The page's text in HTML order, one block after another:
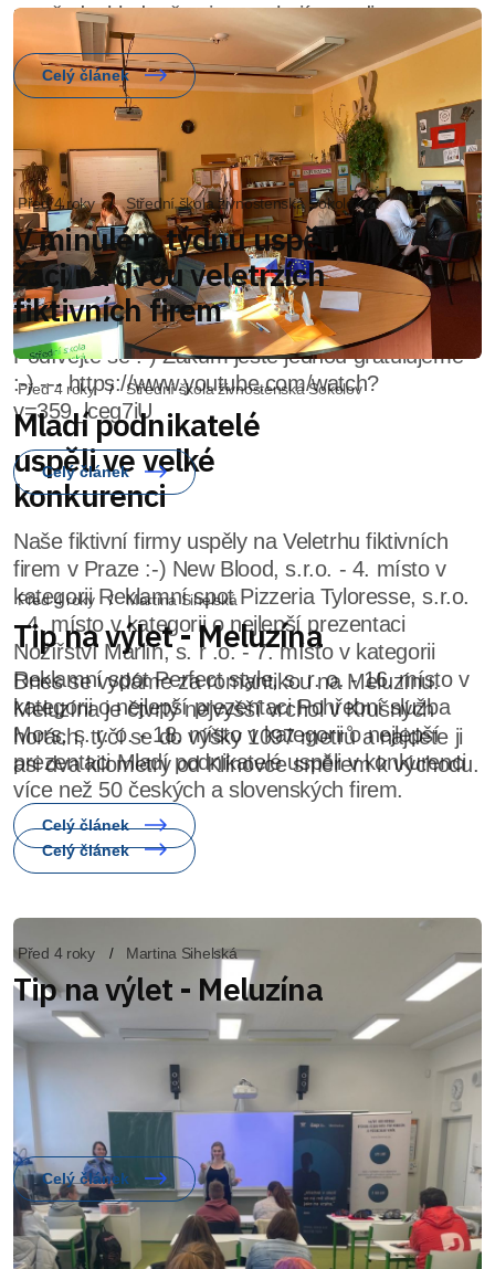
Před 4 roky Střední škola živnostenská Sokolov
Mladí podnikatelé
uspěli ve velké
konkurenci
Naše fiktivní firmy uspěly na Veletrhu fiktivních
firem v Praze :-) New Blood, s.r.o. - 4. místo v
kategorii Reklamní spot Pizzeria Tyloresse, s.r.o.
- 4. místo v kategorii o nejlepší prezentaci
Nožířství Marlín, s. r .o. - 7. místo v kategorii
Reklamní spot Perfect style, s. r. o. - 16. místo v
kategorii o nejlepší prezentaci Pohřební služba
Mors, s. r. o. - 18. místo v kategorii o nejlepší
prezentaci Mladí podnikatelé uspěli v konkurenci
více než 50 českých a slovenských firem.
Celý článek